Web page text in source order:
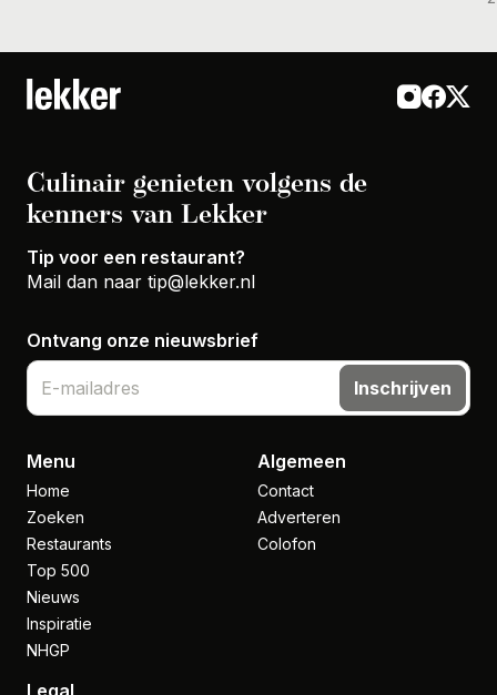
Culinair genieten volgens de
kenners van Lekker
Tip voor een restaurant?
Mail dan naar tip@lekker.nl
Ontvang onze nieuwsbrief
Inschrijven
Menu
Home
Zoeken
Restaurants
Top 500
Nieuws
Inspiratie
NHGP
Algemeen
Contact
Adverteren
Colofon